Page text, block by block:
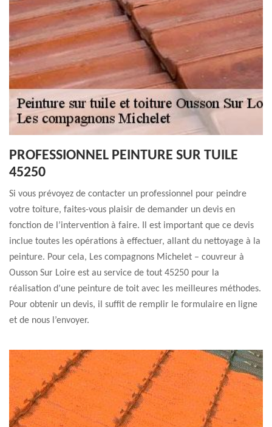
PROFESSIONNEL PEINTURE SUR TUILE
45250
Si vous prévoyez de contacter un professionnel pour peindre
votre toiture, faites-vous plaisir de demander un devis en
fonction de l’intervention à faire. Il est important que ce devis
inclue toutes les opérations à effectuer, allant du nettoyage à la
peinture. Pour cela, Les compagnons Michelet – couvreur à
Ousson Sur Loire est au service de tout 45250 pour la
réalisation d’une peinture de toit avec les meilleures méthodes.
Pour obtenir un devis, il suffit de remplir le formulaire en ligne
et de nous l’envoyer.